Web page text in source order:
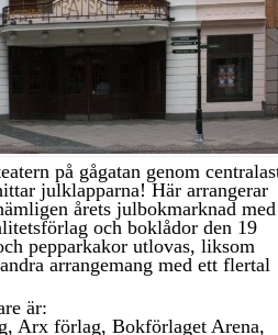
på gågatan genom
julklapparna! Här arrangerar
årets julbokmarknad med
och boklådor den 19
pepparkakor utlovas, liksom
arrangemang med ett flertal
är:
Arx förlag, Bokförlaget Arena,